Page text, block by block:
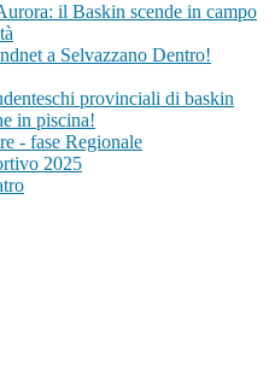
il Baskin scende in campo
a Selvazzano Dentro!
provinciali di baskin
in piscina!
- fase Regionale
2025